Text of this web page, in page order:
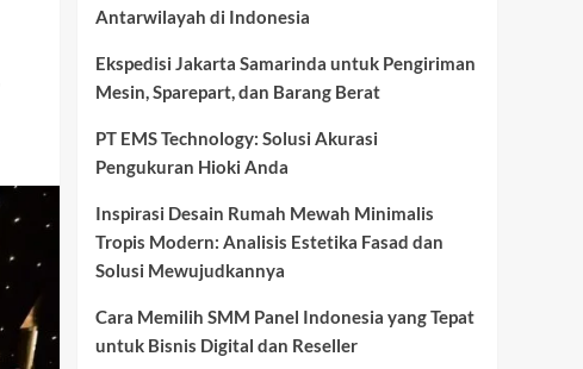
Antarwilayah di Indonesia
Ekspedisi Jakarta Samarinda untuk Pengiriman
Mesin, Sparepart, dan Barang Berat
PT EMS Technology: Solusi Akurasi
Pengukuran Hioki Anda
Inspirasi Desain Rumah Mewah Minimalis
Tropis Modern: Analisis Estetika Fasad dan
Solusi Mewujudkannya
Cara Memilih SMM Panel Indonesia yang Tepat
untuk Bisnis Digital dan Reseller